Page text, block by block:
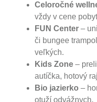
Celoročné
vždy v cene
FUN Center –
či bungee
veľkých.
Kids Zone –
autíčka, hotový
Bio jazierko –
otuží odvážnych.